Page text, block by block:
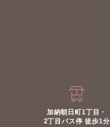
加納朝日町1丁目・
2丁目バス停 徒歩1分